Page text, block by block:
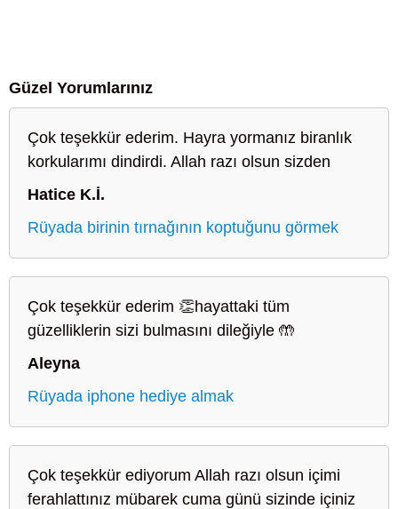
Güzel Yorumlarınız
Çok teşekkür ederim. Hayra yormanız biranlık
korkularımı dindirdi. Allah razı olsun sizden
Hatice K.İ.
Rüyada birinin tırnağının koptuğunu görmek
Çok teşekkür ederim 👏hayattaki tüm
güzelliklerin sizi bulmasını dileğiyle 🤲
Aleyna
Rüyada iphone hediye almak
Çok teşekkür ediyorum Allah razı olsun içimi
ferahlattınız mübarek cuma günü sizinde içiniz